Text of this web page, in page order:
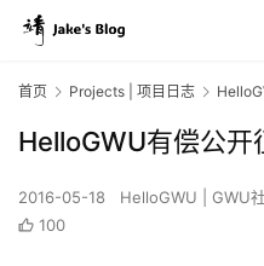
首页 Projects | 项目日志
HelloGWU有偿公开
2016-05-18 HelloGWU | GWU
100